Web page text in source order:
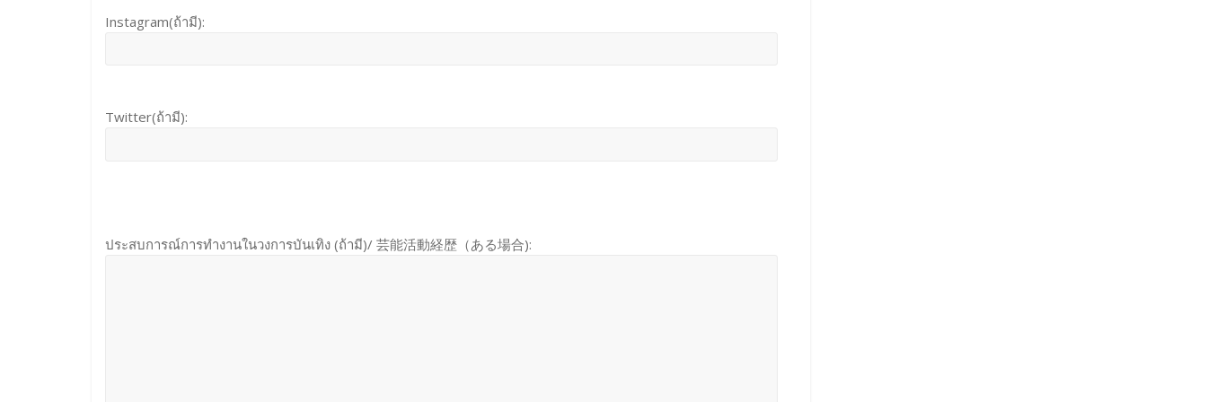
Instagram(ถ้ามี):
Twitter(ถ้ามี):
ประสบการณ์การทำงานในวงการบันเทิง (ถ้ามี)/ 芸能活動経歴（ある場合):